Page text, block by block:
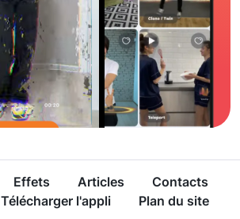
Effets Articles
Contacts
Télécharger l'appli Plan du site